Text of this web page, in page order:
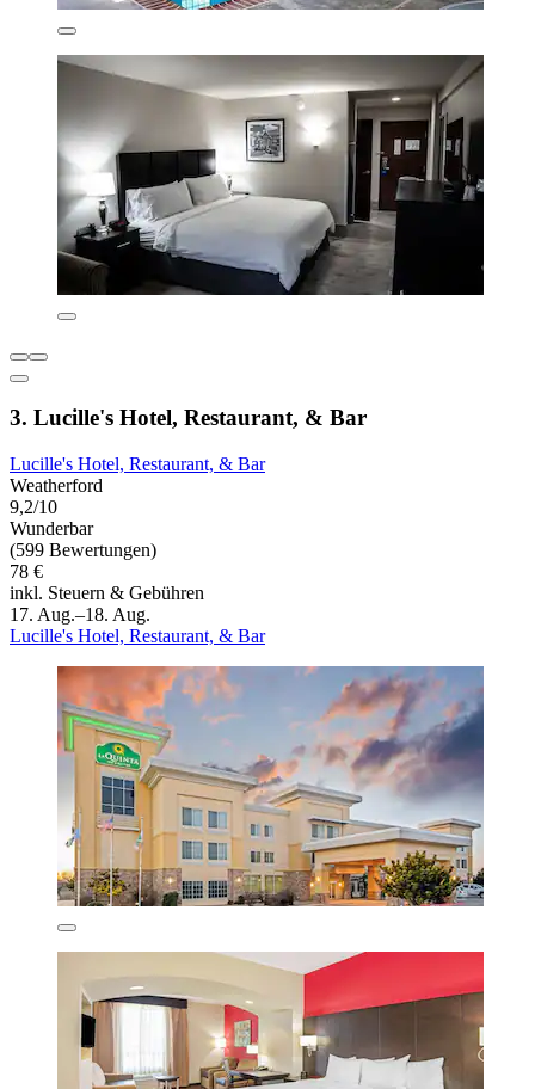
3. Lucille's Hotel, Restaurant, & Bar
Lucille's Hotel, Restaurant, & Bar
Weatherford
9,2/10
Wunderbar
(599 Bewertungen)
78 €
inkl. Steuern & Gebühren
17. Aug.–18. Aug.
Lucille's Hotel, Restaurant, & Bar